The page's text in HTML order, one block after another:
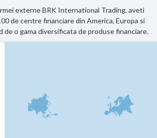
externe BRK International Trading, aveti
de centre financiare din America, Europa si
de o gama diversificata de produse financiare.